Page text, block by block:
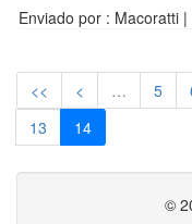
Enviado por : Macoratti
<< < … 5
13
14
©